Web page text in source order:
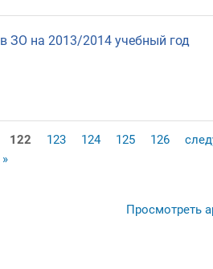
ЗО на 2013/2014 учебный год
122 123 124 125 126
Просмотреть